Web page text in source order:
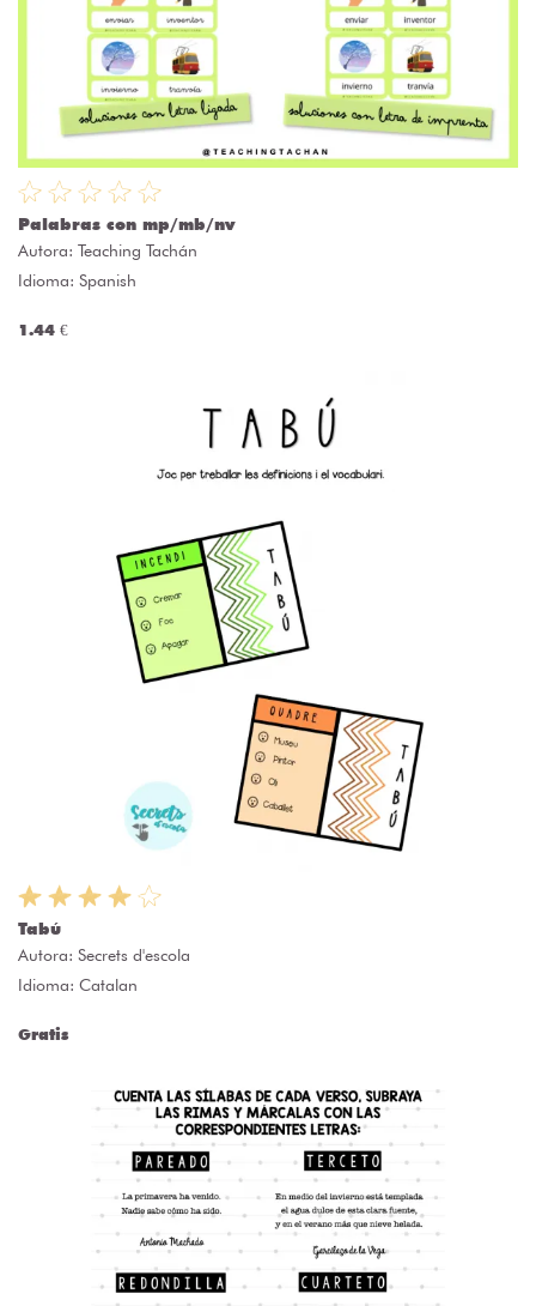
Palabras con mp/mb/nv
Autora: Teaching Tachán
Idioma: Spanish
1.44 €
Tabú
Autora: Secrets d'escola
Idioma: Catalan
Gratis